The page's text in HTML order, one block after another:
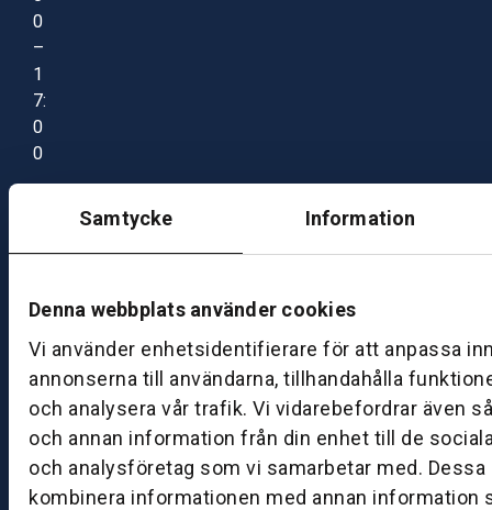
Samtycke Information
Denna webbplats använder cookies
Vi använder enhetsidentifierare för att anpassa
annonserna till användarna, tillhandahålla
och analysera vår trafik. Vi vidarebefordrar även
och annan information från din enhet till de
och analysföretag som vi samarbetar med. Dessa
kombinera informationen med annan information
0
–
1
7:
0
0
ut
S
ö
v
d
e